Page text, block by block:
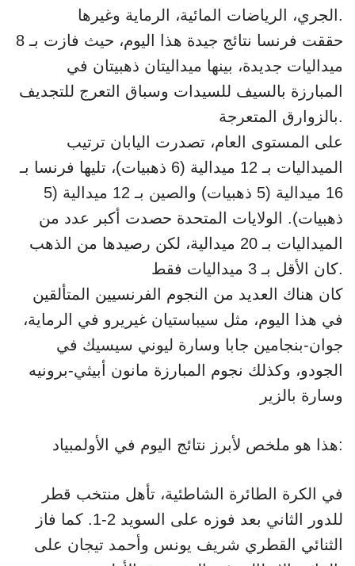
الجري، الرياضات المائية، الرماية وغيرها.
حققت فرنسا نتائج جيدة هذا اليوم، حيث فازت بـ 8
ميداليات جديدة، بينها ميداليتان ذهبيتان في
المبارزة بالسيف للسيدات وسباق التعرج للتجديف
بالزوارق المتعرجة.
على المستوى العام، تصدرت اليابان ترتيب
الميداليات بـ 12 ميدالية (6 ذهبيات)، تليها فرنسا بـ
16 ميدالية (5 ذهبيات) والصين بـ 12 ميدالية (5
ذهبيات). الولايات المتحدة حصدت أكبر عدد من
الميداليات بـ 20 ميدالية، لكن رصيدها من الذهب
كان الأقل بـ 3 ميداليات فقط.
كان هناك العديد من النجوم الفرنسيين المتألقين
في هذا اليوم، مثل سيباستيان غيريرو في الرماية،
جوان-بنجامين جابا وسارة ليوني سيسيك في
الجودو، وكذلك نجوم المبارزة مانون أبيثي-برونيه
وسارة بالزير
هذا هو ملخص لأبرز نتائج اليوم في الأولمبياد:
في الكرة الطائرة الشاطئية، تأهل منتخب قطر
للدور الثاني بعد فوزه على السويد 2-1. كما فاز
الثنائي القطري شريف يونس وأحمد تيجان على